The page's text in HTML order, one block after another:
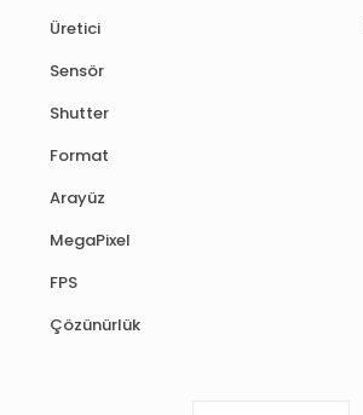
Üretici
Sensör
Shutter
Format
Arayüz
MegaPixel
FPS
Çözünürlük